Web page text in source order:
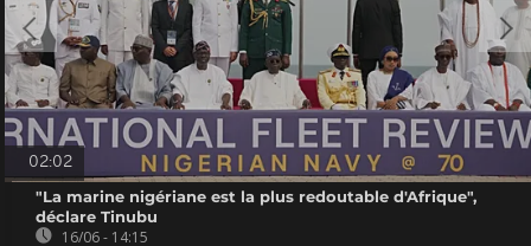
02:02
"La marine nigériane est la plus redoutable d'Afrique",
déclare Tinubu
16/06 - 14:15